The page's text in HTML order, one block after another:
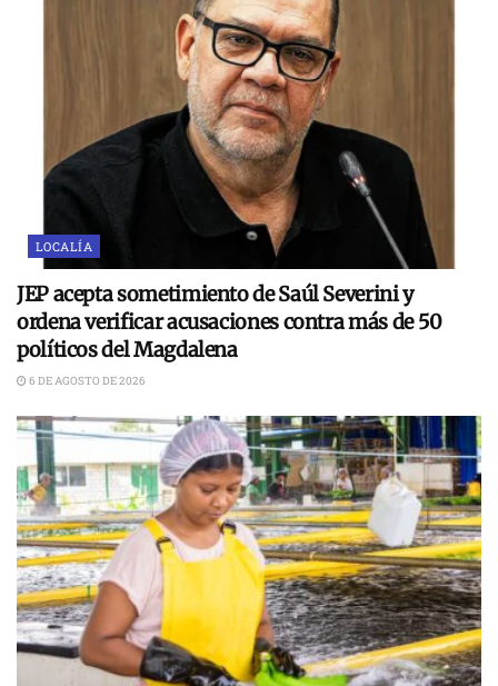
LOCALÍA
JEP acepta sometimiento de Saúl Severini y
ordena verificar acusaciones contra más de 50
políticos del Magdalena
6 DE AGOSTO DE 2026